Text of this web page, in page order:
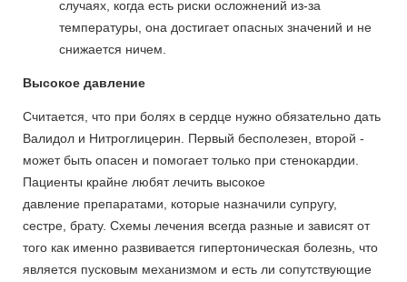
случаях, когда есть риски осложнений из-за
температуры, она достигает опасных значений и не
снижается ничем.
Высокое давление
Считается, что при болях в сердце нужно обязательно дать
Валидол и Нитроглицерин. Первый бесполезен, второй -
может быть опасен и помогает только при стенокардии.
Пациенты крайне любят лечить высокое
давление препаратами, которые назначили супругу,
сестре, брату. Схемы лечения всегда разные и зависят от
того как именно развивается гипертоническая болезнь, что
является пусковым механизмом и есть ли сопутствующие